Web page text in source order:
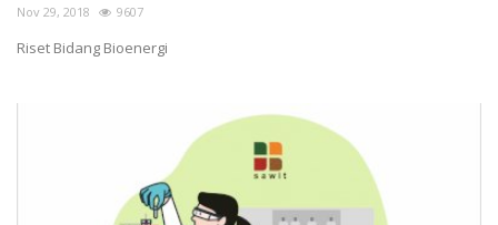
Nov 29, 2018 9607
Riset Bidang Bioenergi